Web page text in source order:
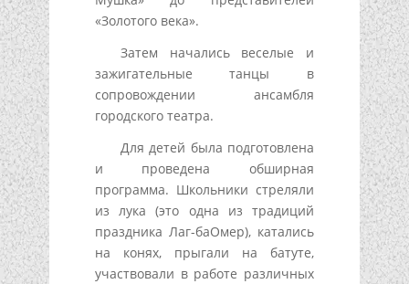
«Золотого века».
Затем начались веселые и
зажигательные танцы в
сопровождении ансамбля
городского театра.
Для детей была подготовлена
и проведена обширная
программа. Школьники стреляли
из лука (это одна из традиций
праздника Лаг-баОмер), катались
на конях, прыгали на батуте,
участвовали в работе различных